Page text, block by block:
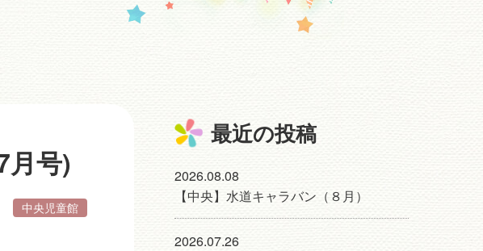
月号)
中央児童館
最近の投稿
2026.08.08
【中央】水道キャラバン（８月）
2026.07.26